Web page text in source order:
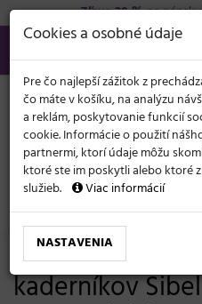
Zľava 20 %na
02/21 201 099
Po−pia: 8−17
Všetko o nákupe
KATEGÓRIE
MENU
Kadernícke potreby
Latexové
kaderníkov
Cookies a osobné údaje
Pre čo najlepší zážitok z
čo máte v košíku, na analýzu
a reklám, poskytovanie funkcií
cookie. Informácie o použití
partnermi, ktorí údaje môžu
ktoré ste im poskytli alebo ktoré
služieb.
Viac informácií
NASTAVENIA